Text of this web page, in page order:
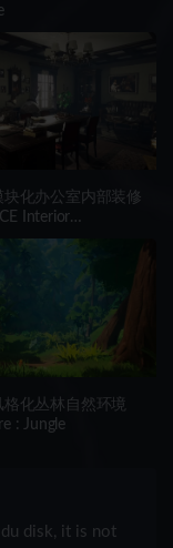
块化办公室内部装修
Interior
格化丛林自然环境
: Jungle
disk, it is not